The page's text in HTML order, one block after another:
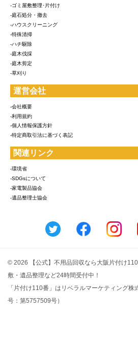
-ゴミ屋敷整理･片付け
-庭石処分・撤去
-ハウスクリーニング
-特殊清掃
-ハチ駆除
-庭木伐採
-庭木剪定
-草刈り
運営会社
-会社概要
-利用規約
-個人情報保護方針
-特定商取引法に基づく表記
関連リンク
-環境省
-SDGsについて
-家電製品協会
-遺品整理士協会
© 2026 【公式】不用品回収なら大阪片付け
敷・遺品整理など24時間受付中！
「片付け110番」はリベラルマーケティング
号：第5757509号）